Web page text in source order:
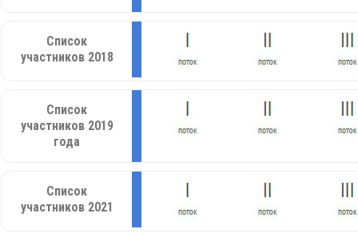
Список
участников 2018
Список
участников 2019
года
Список
участников 2021